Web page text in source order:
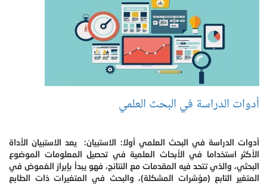
أدوات الدراسة في البحث العلمي
أدوات الدراسة في البحث العلمي أولا: الاستبيان: يعد الاستبيان الأداة
الأكثر استخداما في الأبحاث العلمية في تحصيل المعلومات الموضوع
البحثي، والذي تتحد فيه المقدمات مع النتائج، فهو يبدأ بإبراز الغموض في
المتغير التابع (مؤشرات المشكلة)، والبحث في المتغيرات ذات الطابع